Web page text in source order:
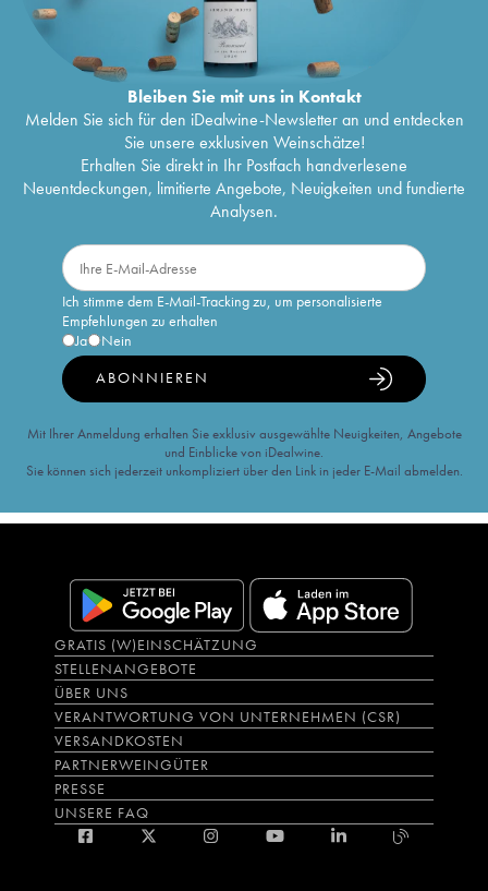
Bleiben Sie mit uns in Kontakt
Melden Sie sich für den iDealwine-Newsletter an und entdecken
Sie unsere exklusiven Weinschätze!
Erhalten Sie direkt in Ihr Postfach handverlesene
Neuentdeckungen, limitierte Angebote, Neuigkeiten und fundierte
Analysen.
Ich stimme dem E-Mail-Tracking zu, um personalisierte
Empfehlungen zu erhalten
Ja
Nein
ABONNIEREN
Mit Ihrer Anmeldung erhalten Sie exklusiv ausgewählte Neuigkeiten, Angebote
und Einblicke von iDealwine.
Sie können sich jederzeit unkompliziert über den Link in jeder E-Mail abmelden.
GRATIS (W)EINSCHÄTZUNG
STELLENANGEBOTE
ÜBER UNS
VERANTWORTUNG VON UNTERNEHMEN (CSR)
VERSANDKOSTEN
PARTNERWEINGÜTER
PRESSE
UNSERE FAQ